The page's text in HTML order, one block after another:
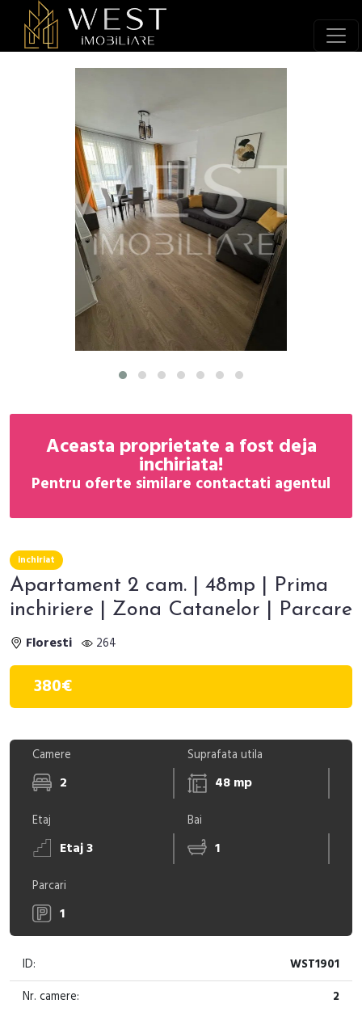
Aceasta proprietate a fost deja
inchiriata!
Pentru oferte similare contactati agentul
inchiriat
Apartament 2 cam. | 48mp | Prima
inchiriere | Zona Catanelor | Parcare
Floresti 264
380€
Camere
2
Suprafata utila
48 mp
Etaj
Etaj 3
Bai
1
Parcari
1
ID:
WST1901
Nr. camere:
2